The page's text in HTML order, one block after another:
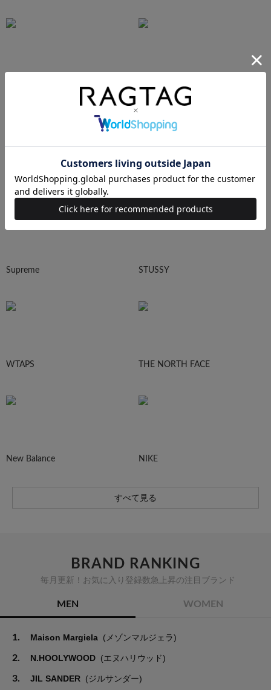
Ralph Lauren HUMAN MADE
Supreme STUSSY
WTAPS THE NORTH FACE
New Balance NIKE
すべて見る
BRAND RANKING
毎月更新！お気に入り登録数急上昇の注目ブランド
MEN WOMEN
1. Maison Margiela (メゾンマルジェラ)
2. N.HOOLYWOOD (エヌハリウッド)
3. JIL SANDER (ジルサンダー)